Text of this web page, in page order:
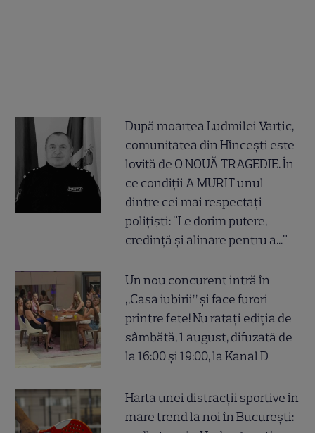
După moartea Ludmilei Vartic,
comunitatea din Hîncești este
lovită de O NOUĂ TRAGEDIE. În
ce condiții A MURIT unul
dintre cei mai respectați
polițiști: "Le dorim putere,
credință și alinare pentru a..."
Un nou concurent intră în
„Casa iubirii” și face furori
printre fete! Nu ratați ediția de
sâmbătă, 1 august, difuzată de
la 16:00 și 19:00, la Kanal D
Harta unei distracții sportive în
mare trend la noi în București: